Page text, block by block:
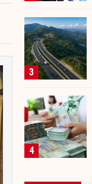
3
4